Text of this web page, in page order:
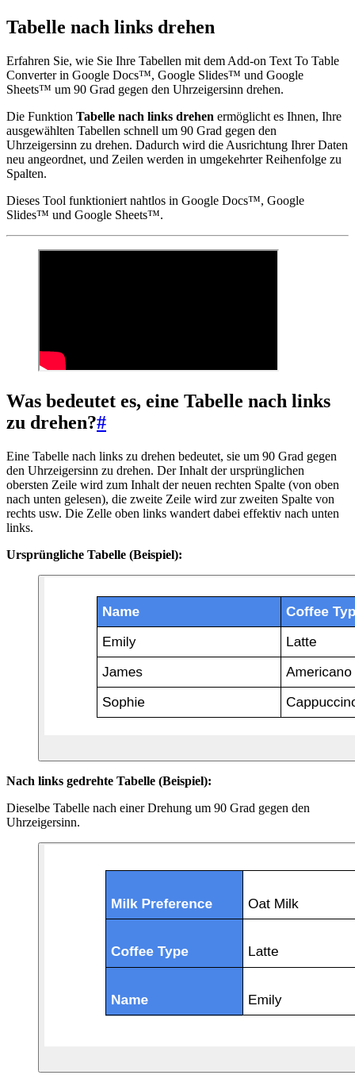
Tabelle nach links drehen
Erfahren Sie, wie Sie Ihre Tabellen mit dem Add-on Text To Table
Converter in Google Docs™, Google Slides™ und Google
Sheets™ um 90 Grad gegen den Uhrzeigersinn drehen.
Die Funktion Tabelle nach links drehen ermöglicht es Ihnen, Ihre
ausgewählten Tabellen schnell um 90 Grad gegen den
Uhrzeigersinn zu drehen. Dadurch wird die Ausrichtung Ihrer Daten
neu angeordnet, und Zeilen werden in umgekehrter Reihenfolge zu
Spalten.
Dieses Tool funktioniert nahtlos in Google Docs™, Google
Slides™ und Google Sheets™.
Was bedeutet es, eine Tabelle nach links
zu drehen?#
Eine Tabelle nach links zu drehen bedeutet, sie um 90 Grad gegen
den Uhrzeigersinn zu drehen. Der Inhalt der ursprünglichen
obersten Zeile wird zum Inhalt der neuen rechten Spalte (von oben
nach unten gelesen), die zweite Zeile wird zur zweiten Spalte von
rechts usw. Die Zelle oben links wandert dabei effektiv nach unten
links.
Ursprüngliche Tabelle (Beispiel):
Nach links gedrehte Tabelle (Beispiel):
Dieselbe Tabelle nach einer Drehung um 90 Grad gegen den
Uhrzeigersinn.